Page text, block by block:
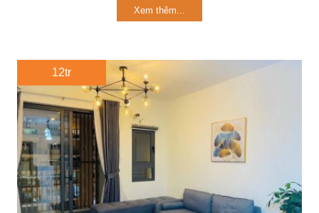
Xem thêm...
12tr